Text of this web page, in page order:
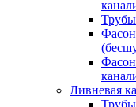
Ливневая